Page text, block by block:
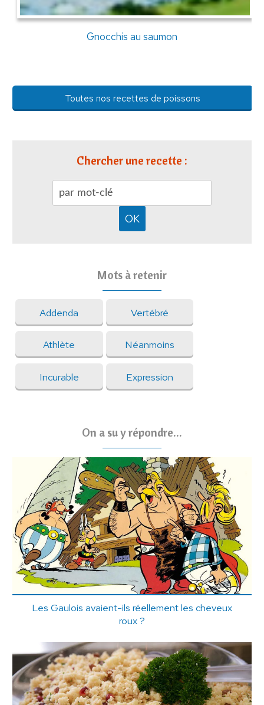
Gnocchis au saumon
Toutes nos recettes de poissons
Chercher une recette :
Mots à retenir
Addenda Vertébré
Athlète Néanmoins
Incurable Expression
On a su y répondre...
Les Gaulois avaient-ils réellement les cheveux
roux ?